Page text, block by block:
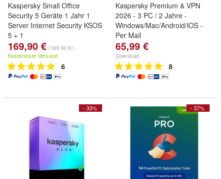
Kaspersky Small Office
Security 5 Geräte 1 Jahr 1
Server Internet Security KSOS
5 + 1
169,90 € (169,90 €/)
Kostenloser Versand
6
Kaspersky Premium & VPN
2026 - 3 PC / 2 Jahre -
Windows/Mac/Android/iOS -
Per Mail
65,99 €
Download
8
- 33% - 37%